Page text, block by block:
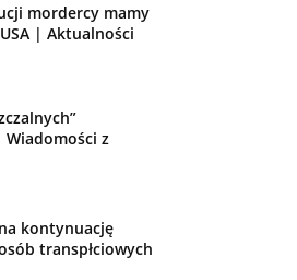
mordercy mamy
| Aktualności
z
kontynuację
transpłciowych